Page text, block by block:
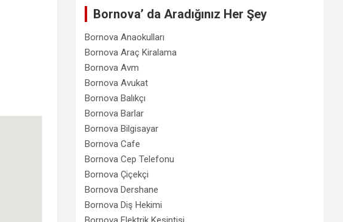
Bornova’ da Aradığınız Her Şey
Bornova Anaokulları
Bornova Araç Kiralama
Bornova Avm
Bornova Avukat
Bornova Balıkçı
Bornova Barlar
Bornova Bilgisayar
Bornova Cafe
Bornova Cep Telefonu
Bornova Çiçekçi
Bornova Dershane
Bornova Diş Hekimi